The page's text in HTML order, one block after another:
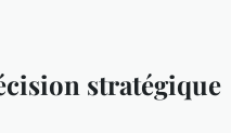
stratégique